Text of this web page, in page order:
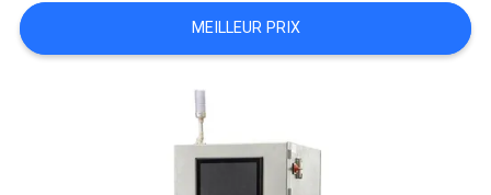
DEMANDEZ
MEILLEUR PRIX